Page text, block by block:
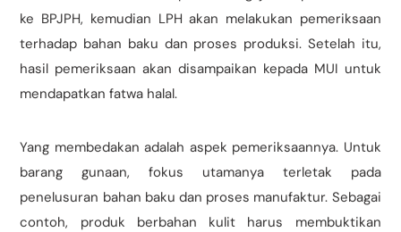
ke BPJPH, kemudian LPH akan melakukan pemeriksaan
terhadap bahan baku dan proses produksi. Setelah itu,
hasil pemeriksaan akan disampaikan kepada MUI untuk
mendapatkan fatwa halal.
Yang membedakan adalah aspek pemeriksaannya. Untuk
barang gunaan, fokus utamanya terletak pada
penelusuran bahan baku dan proses manufaktur. Sebagai
contoh, produk berbahan kulit harus membuktikan